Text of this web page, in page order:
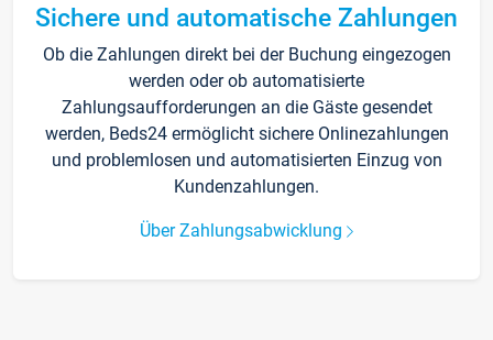
Sichere und automatische Zahlungen
Ob die Zahlungen direkt bei der Buchung eingezogen
werden oder ob automatisierte
Zahlungsaufforderungen an die Gäste gesendet
werden, Beds24 ermöglicht sichere Onlinezahlungen
und problemlosen und automatisierten Einzug von
Kundenzahlungen.
Über Zahlungsabwicklung